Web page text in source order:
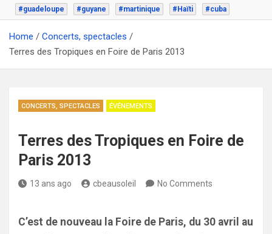
#guadeloupe #guyane #martinique #Haïti #cuba
Home
Concerts, spectacles
Terres des Tropiques en Foire de Paris 2013
CONCERTS, SPECTACLES ÉVÉNEMENTS
Terres des Tropiques en Foire de
Paris 2013
13 ans ago cbeausoleil No Comments
C’est de nouveau la Foire de Paris, du 30 avril au